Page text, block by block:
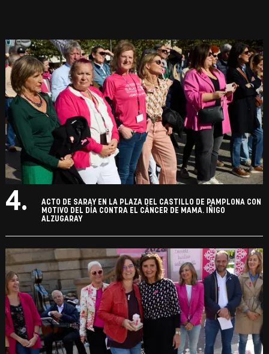
4.
ACTO DE SARAY EN LA PLAZA DEL CASTILLO DE PAMPLONA CON
MOTIVO DEL DÍA CONTRA EL CÁNCER DE MAMA. IÑIGO
ALZUGARAY